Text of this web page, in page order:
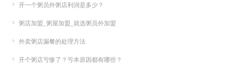
开一个粥员外粥店利润是多少？
粥店加盟_粥屋加盟_就选粥员外加盟
外卖粥店漏餐的处理方法
开个粥店亏惨了？亏本原因都有哪些？